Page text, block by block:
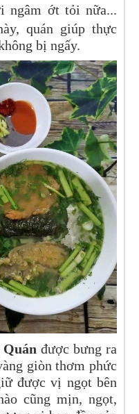
ngâm ớt tỏi nữa...
quán giúp thực
bị ngấy.
được bưng ra
giòn thơm phức
được vị ngọt bên
cũng mịn, ngọt,